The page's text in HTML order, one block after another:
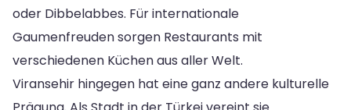
oder Dibbelabbes. Für internationale
Gaumenfreuden sorgen Restaurants mit
verschiedenen Küchen aus aller Welt.
Viransehir hingegen hat eine ganz andere kulturelle